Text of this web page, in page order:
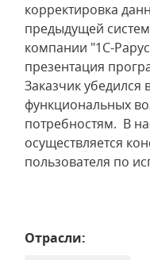
корректировка
предыдущей
компании "1С-
презентация
Заказчик убедился
функциональных
потребностям. В
осуществляется
пользователя по
Отрасли: